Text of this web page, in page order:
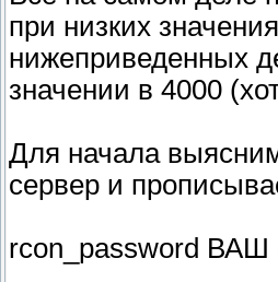
при низких
нижеприведенных
значении в 4000
Для начала
сервер и
rcon_password